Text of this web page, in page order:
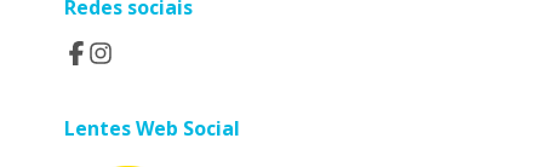
Redes sociais
Lentes Web Social